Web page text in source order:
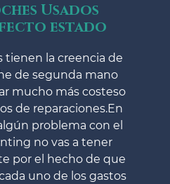
Usados
estado
tienen la creencia de
de segunda mano
mucho más costeso
de reparaciones.En
problema con el
no vas a tener
por el hecho de que
uno de los gastos